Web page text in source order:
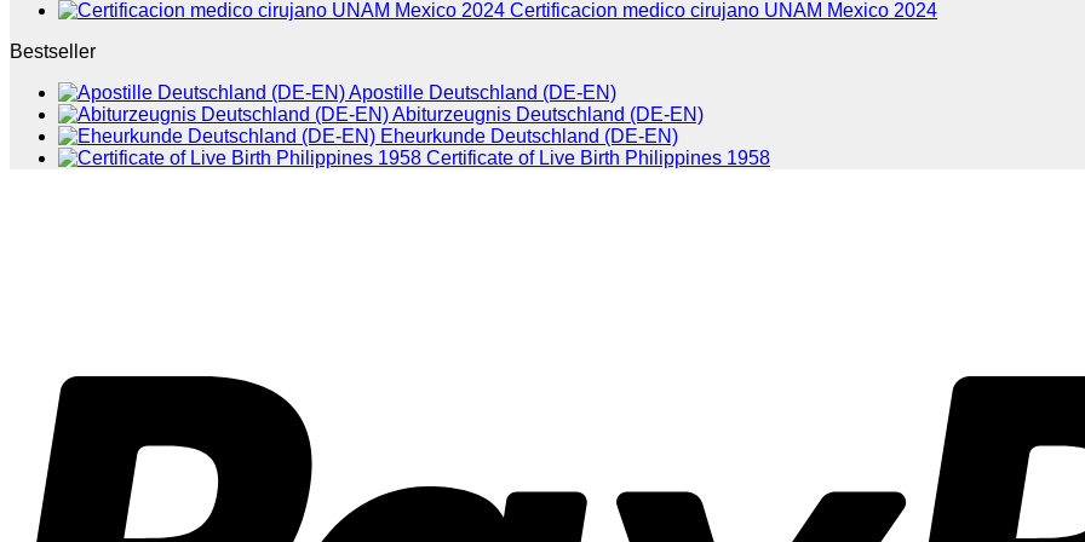
Certificacion medico cirujano UNAM Mexico 2024
Bestseller
Apostille Deutschland (DE-EN)
Abiturzeugnis Deutschland (DE-EN)
Eheurkunde Deutschland (DE-EN)
Certificate of Live Birth Philippines 1958